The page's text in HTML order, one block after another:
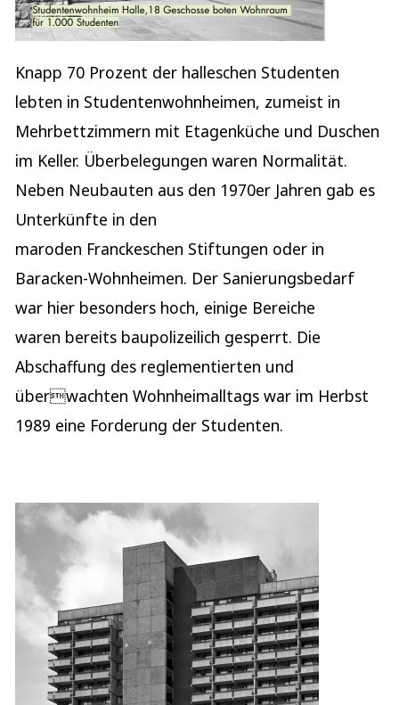
Knapp 70 Prozent der halleschen Studenten
lebten in Studentenwohnheimen, zumeist in
Mehrbettzimmern mit Etagenküche und Duschen
im Keller. Überbelegungen waren Normalität.
Neben Neubauten aus den 1970er Jahren gab es
Unterkünfte in den
maroden Franckeschen Stiftungen oder in
Baracken-Wohnheimen. Der Sanierungsbedarf
war hier besonders hoch, einige Bereiche
waren bereits baupolizeilich gesperrt. Die
Abschaffung des reglementierten und
überwachten Wohnheimalltags war im Herbst
1989 eine Forderung der Studenten.